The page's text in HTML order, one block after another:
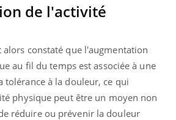
de l'activité
alors constaté que l'augmentation
au fil du temps est associée à une
tolérance à la douleur, ce qui
physique peut être un moyen non
réduire ou prévenir la douleur